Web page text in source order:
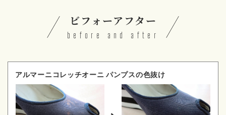
ビフォーアフター
before and after
アルマーニコレッチオーニ パンプスの色抜け